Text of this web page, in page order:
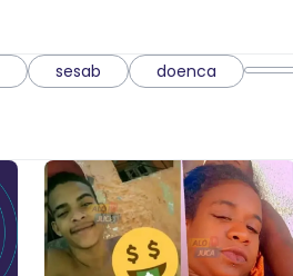
sesab doenca